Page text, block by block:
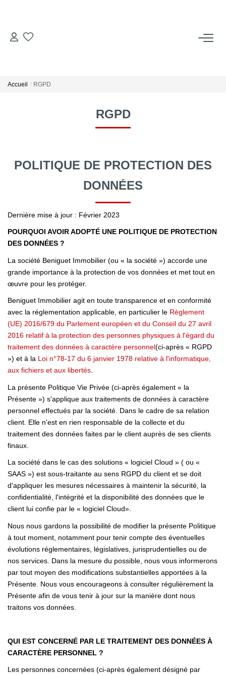
LOUER
ESTIMER
VENDRE
NOTRE AGENCE
Qui Sommes Nous
Notre Philosophie
CONTACT
EN
Accueil RGPD
RGPD
POLITIQUE DE PROTECTION DES
DONNÉES
Dernière mise à jour : Février 2023
POURQUOI AVOIR ADOPTÉ UNE POLITIQUE DE PROTECTION
DES DONNÉES ?
La société Beniguet Immobilier (ou « la société ») accorde une
grande importance à la protection de vos données et met tout en
œuvre pour les protéger.
Beniguet Immobilier agit en toute transparence et en conformité
avec la réglementation applicable, en particulier le Règlement
(UE) 2016/679 du Parlement européen et du Conseil du 27 avril
2016 relatif à la protection des personnes physiques à l'égard du
traitement des données à caractère personnel(ci-après « RGPD
») et à la Loi n°78-17 du 6 janvier 1978 relative à l'informatique,
aux fichiers et aux libertés
La présente Politique Vie Privée (ci-après également « la
Présente ») s'applique aux traitements de données à caractère
personnel effectués par la société. Dans le cadre de sa relation
client. Elle n'est en rien responsable de la collecte et du
traitement des données faites par le client auprès de ses clients
finaux.
La société dans le cas des solutions « logiciel Cloud » ( ou «
SAAS ») est sous-traitante au sens RGPD du client et se doit
d'appliquer les mesures nécessaires à maintenir la sécurité, la
confidentialité, l'intégrité et la disponibilité des données que le
client lui confie par le « logiciel Cloud».
Nous nous gardons la possibilité de modifier la présente Politique
à tout moment, notamment pour tenir compte des éventuelles
évolutions réglementaires, législatives, jurisprudentielles ou de
nos services. Dans la mesure du possible, nous vous informerons
par tout moyen des modifications substantielles apportées à la
Présente. Nous vous encourageons à consulter régulièrement la
Présente afin de vous tenir à jour sur la manière dont nous
traitons vos données.
QUI EST CONCERNÉ PAR LE TRAITEMENT DES DONNÉES À
CARACTÈRE PERSONNEL ?
Les personnes concernées (ci-après également désigné par